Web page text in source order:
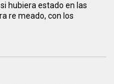
hubiera estado en las
re meado, con los